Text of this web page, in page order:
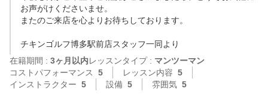
お声がけくださいませ。
またのご来店を心よりお待ちしております。
チキンゴルフ博多駅前店スタッフ一同より
在籍期間 : 3ヶ月以内レッスンタイプ : マンツーマン
コストパフォーマンス
5 レッスン内容 5
インストラクター 5 設備 5 雰囲気 5